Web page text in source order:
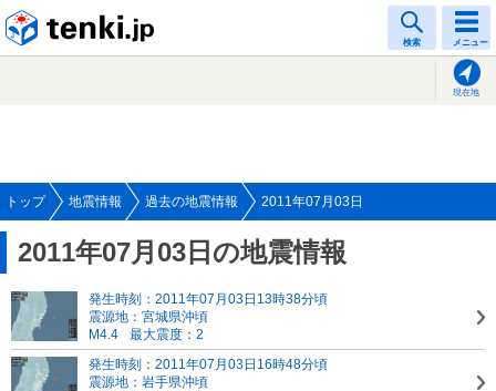
検索 メニュー
現在地
トップ 地震情報 過去の地震情報 2011年07月03日
2011年07月03日の地震情報
発生時刻：2011年07月03日13時38分頃
震源地：宮城県沖頃
M4.4
最大震度：2
発生時刻：2011年07月03日16時48分頃
震源地：岩手県沖頃